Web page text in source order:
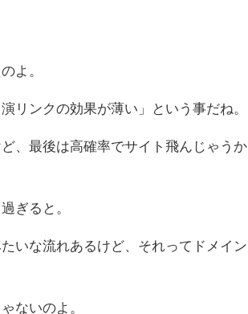
よ。
リンクの効果が薄い」という事だね。
、最後は高確率でサイト飛んじゃうか
ぎると。
いな流れあるけど、それってドメイン
ないのよ。